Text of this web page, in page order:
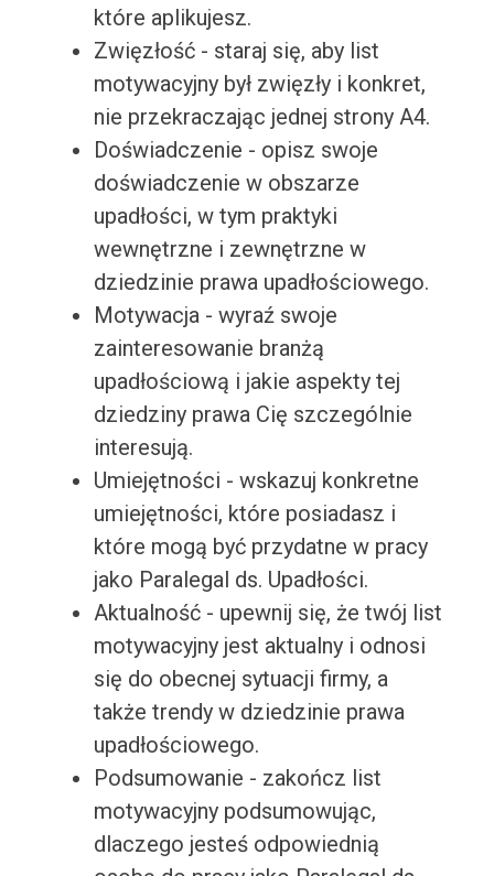
które aplikujesz.
Zwięzłość - staraj się, aby list
motywacyjny był zwięzły i konkret,
nie przekraczając jednej strony A4.
Doświadczenie - opisz swoje
doświadczenie w obszarze
upadłości, w tym praktyki
wewnętrzne i zewnętrzne w
dziedzinie prawa upadłościowego.
Motywacja - wyraź swoje
zainteresowanie branżą
upadłościową i jakie aspekty tej
dziedziny prawa Cię szczególnie
interesują.
Umiejętności - wskazuj konkretne
umiejętności, które posiadasz i
które mogą być przydatne w pracy
jako Paralegal ds. Upadłości.
Aktualność - upewnij się, że twój list
motywacyjny jest aktualny i odnosi
się do obecnej sytuacji firmy, a
także trendy w dziedzinie prawa
upadłościowego.
Podsumowanie - zakończ list
motywacyjny podsumowując,
dlaczego jesteś odpowiednią